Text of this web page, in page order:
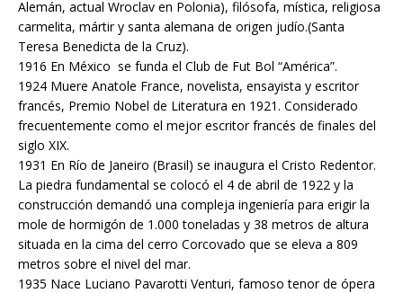
Alemán, actual Wroclav en Polonia), filósofa, mística, religiosa
carmelita, mártir y santa alemana de origen judío.(Santa
Teresa Benedicta de la Cruz).
1916 En México se funda el Club de Fut Bol “América”.
1924 Muere Anatole France, novelista, ensayista y escritor
francés, Premio Nobel de Literatura en 1921. Considerado
frecuentemente como el mejor escritor francés de finales del
siglo XIX.
1931 En Río de Janeiro (Brasil) se inaugura el Cristo Redentor.
La piedra fundamental se colocó el 4 de abril de 1922 y la
construcción demandó una compleja ingeniería para erigir la
mole de hormigón de 1.000 toneladas y 38 metros de altura
situada en la cima del cerro Corcovado que se eleva a 809
metros sobre el nivel del mar.
1935 Nace Luciano Pavarotti Venturi, famoso tenor de ópera